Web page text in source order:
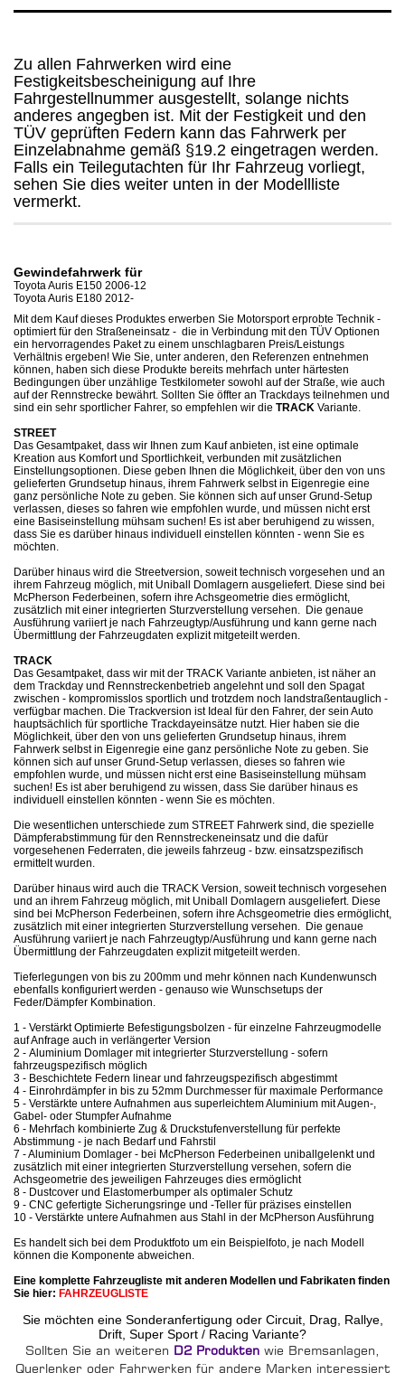
Zu allen Fahrwerken wird eine
Festigkeitsbescheinigung auf Ihre
Fahrgestellnummer ausgestellt, solange nichts
anderes angegben ist. Mit der Festigkeit und den
TÜV geprüften Federn kann das Fahrwerk per
Einzelabnahme gemäß §19.2 eingetragen werden.
Falls ein Teilegutachten für Ihr Fahrzeug vorliegt,
sehen Sie dies weiter unten in der Modellliste
vermerkt.
Gewindefahrwerk für
Toyota Auris E150 2006-12
Toyota Auris E180 2012-
Mit dem Kauf dieses Produktes erwerben Sie Motorsport erprobte Technik -
optimiert für den Straßeneinsatz - die in Verbindung mit den TÜV Optionen
ein hervorragendes Paket zu einem unschlagbaren Preis/Leistungs
Verhältnis ergeben! Wie Sie, unter anderen, den Referenzen entnehmen
können, haben sich diese Produkte bereits mehrfach unter härtesten
Bedingungen über unzählige Testkilometer sowohl auf der Straße, wie auch
auf der Rennstrecke bewährt. Sollten Sie öffter an Trackdays teilnehmen und
sind ein sehr sportlicher Fahrer, so empfehlen wir die TRACK Variante.
STREET
Das Gesamtpaket, dass wir Ihnen zum Kauf anbieten, ist eine optimale
Kreation aus Komfort und Sportlichkeit, verbunden mit zusätzlichen
Einstellungsoptionen. Diese geben Ihnen die Möglichkeit, über den von uns
gelieferten Grundsetup hinaus, ihrem Fahrwerk selbst in Eigenregie eine
ganz persönliche Note zu geben. Sie können sich auf unser Grund-Setup
verlassen, dieses so fahren wie empfohlen wurde, und müssen nicht erst
eine Basiseinstellung mühsam suchen! Es ist aber beruhigend zu wissen,
dass Sie es darüber hinaus individuell einstellen könnten - wenn Sie es
möchten.
Darüber hinaus wird die Streetversion, soweit technisch vorgesehen und an
ihrem Fahrzeug möglich, mit Uniball Domlagern ausgeliefert. Diese sind bei
McPherson Federbeinen, sofern ihre Achsgeometrie dies ermöglicht,
zusätzlich mit einer integrierten Sturzverstellung versehen. Die genaue
Ausführung variiert je nach Fahrzeugtyp/Ausführung und kann gerne nach
Übermittlung der Fahrzeugdaten explizit mitgeteilt werden.
TRACK
Das Gesamtpaket, dass wir mit der TRACK Variante anbieten, ist näher an
dem Trackday und Rennstreckenbetrieb angelehnt und soll den Spagat
zwischen - kompromisslos sportlich und trotzdem noch landstraßentauglich -
verfügbar machen. Die Trackversion ist Ideal für den Fahrer, der sein Auto
hauptsächlich für sportliche Trackdayeinsätze nutzt. Hier haben sie die
Möglichkeit, über den von uns gelieferten Grundsetup hinaus, ihrem
Fahrwerk selbst in Eigenregie eine ganz persönliche Note zu geben. Sie
können sich auf unser Grund-Setup verlassen, dieses so fahren wie
empfohlen wurde, und müssen nicht erst eine Basiseinstellung mühsam
suchen! Es ist aber beruhigend zu wissen, dass Sie darüber hinaus es
individuell einstellen könnten - wenn Sie es möchten.
Die wesentlichen unterschiede zum STREET Fahrwerk sind, die spezielle
Dämpferabstimmung für den Rennstreckeneinsatz und die dafür
vorgesehenen Federraten, die jeweils fahrzeug - bzw. einsatzspezifisch
ermittelt wurden.
Darüber hinaus wird auch die TRACK Version, soweit technisch vorgesehen
und an ihrem Fahrzeug möglich, mit Uniball Domlagern ausgeliefert. Diese
sind bei McPherson Federbeinen, sofern ihre Achsgeometrie dies ermöglicht,
zusätzlich mit einer integrierten Sturzverstellung versehen. Die genaue
Ausführung variiert je nach Fahrzeugtyp/Ausführung und kann gerne nach
Übermittlung der Fahrzeugdaten explizit mitgeteilt werden.
Tieferlegungen von bis zu 200mm und mehr können nach Kundenwunsch
ebenfalls konfiguriert werden - genauso wie Wunschsetups der
Feder/Dämpfer Kombination.
1 - Verstärkt Optimierte Befestigungsbolzen - für einzelne Fahrzeugmodelle
auf Anfrage auch in verlängerter Version
2 - Aluminium Domlager mit integrierter Sturzverstellung - sofern
fahrzeugspezifisch möglich
3 - Beschichtete Federn linear und fahrzeugspezifisch abgestimmt
4 - Einrohrdämpfer in bis zu 52mm Durchmesser für maximale Performance
5 - Verstärkte untere Aufnahmen aus superleichtem Aluminium mit Augen-,
Gabel- oder Stumpfer Aufnahme
6 - Mehrfach kombinierte Zug & Druckstufenverstellung für perfekte
Abstimmung - je nach Bedarf und Fahrstil
7 - Aluminium Domlager - bei McPherson Federbeinen uniballgelenkt und
zusätzlich mit einer integrierten Sturzverstellung versehen, sofern die
Achsgeometrie des jeweiligen Fahrzeuges dies ermöglicht
8 - Dustcover und Elastomerbumper als optimaler Schutz
9 - CNC gefertigte Sicherungsringe und -Teller für präzises einstellen
10 - Verstärkte untere Aufnahmen aus Stahl in der McPherson Ausführung
Es handelt sich bei dem Produktfoto um ein Beispielfoto, je nach Modell
können die Komponente abweichen.
Eine komplette Fahrzeugliste mit anderen Modellen und Fabrikaten finden
Sie hier: FAHRZEUGLISTE
Sie möchten eine Sonderanfertigung oder Circuit, Drag, Rallye,
Drift, Super Sport / Racing Variante?
Sollten Sie an weiteren D2 Produkten wie Bremsanlagen,
Querlenker oder Fahrwerken für andere Marken interessiert